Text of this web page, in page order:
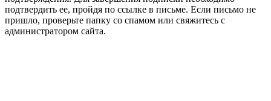
подтвердить ее, пройдя по ссылке в письме. Если письмо не
пришло, проверьте папку со спамом или свяжитесь с
администратором сайта.